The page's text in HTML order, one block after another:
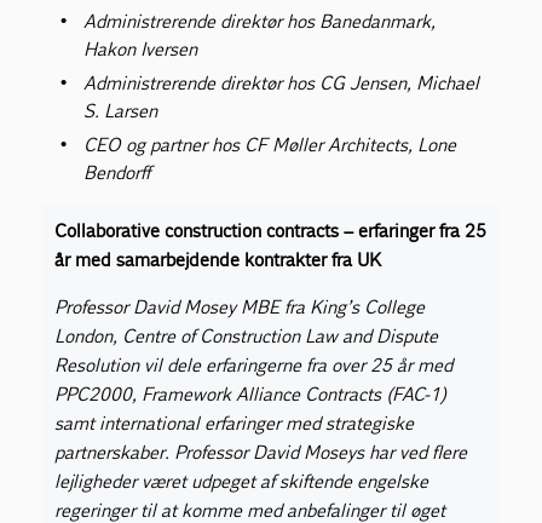
Administrerende direktør hos Banedanmark,
Hakon Iversen
Administrerende direktør hos CG Jensen, Michael
S. Larsen
CEO og partner hos CF Møller Architects, Lone
Bendorff
Collaborative construction contracts – erfaringer fra 25
år med samarbejdende kontrakter fra UK
Professor David Mosey MBE fra King’s College
London, Centre of Construction Law and Dispute
Resolution vil dele erfaringerne fra over 25 år med
PPC2000, Framework Alliance Contracts (FAC-1)
samt international erfaringer med strategiske
partnerskaber. Professor David Moseys har ved flere
lejligheder været udpeget af skiftende engelske
regeringer til at komme med anbefalinger til øget